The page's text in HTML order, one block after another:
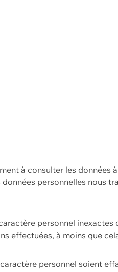
à consulter les données
personnelles nous
personnel
effectuées, à moins que
personnel soient